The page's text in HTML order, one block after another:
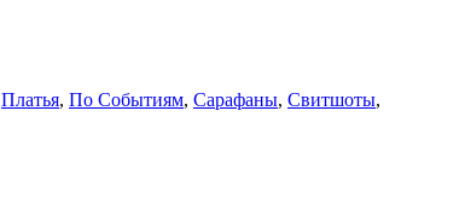
Платья, По Событиям, Сарафаны, Свитшоты,